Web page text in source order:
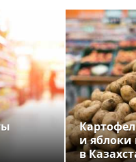
и
в